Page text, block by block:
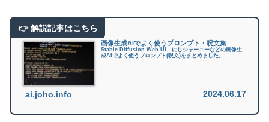
画像生成AIでよく使うプロンプト・呪文集
Stable Diffusion Web UI、にじジャーニーなどの画像生
成AIでよく使うプロンプト(呪文)をまとめました。
ai.joho.info 2024.06.17